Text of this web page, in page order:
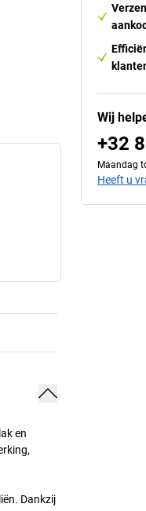
en
Dankzij
Wij
+32
Maandag
Heeft u